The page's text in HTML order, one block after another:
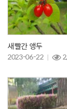
새빨간 앵두
2023-06-22